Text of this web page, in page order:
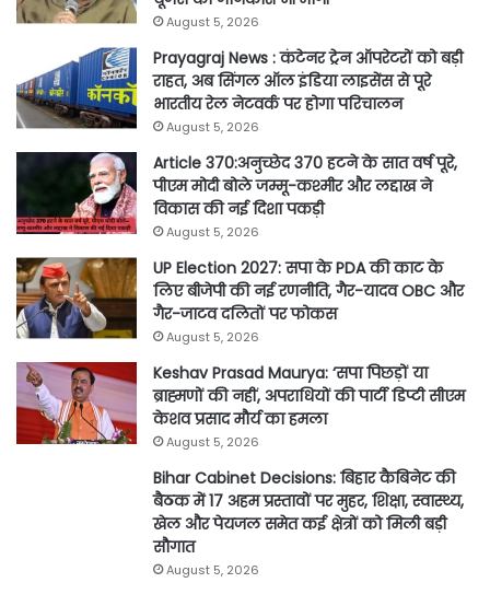
August 5, 2026
Prayagraj News : कंटेनर ट्रेन ऑपरेटरों को बड़ी
राहत, अब सिंगल ऑल इंडिया लाइसेंस से पूरे
भारतीय रेल नेटवर्क पर होगा परिचालन
August 5, 2026
Article 370:अनुच्छेद 370 हटने के सात वर्ष पूरे,
पीएम मोदी बोले जम्मू-कश्मीर और लद्दाख ने
विकास की नई दिशा पकड़ी
August 5, 2026
UP Election 2027: सपा के PDA की काट के
लिए बीजेपी की नई रणनीति, गैर-यादव OBC और
गैर-जाटव दलितों पर फोकस
August 5, 2026
Keshav Prasad Maurya: ‘सपा पिछड़ों या
ब्राह्मणों की नहीं, अपराधियों की पार्टी डिप्टी सीएम
केशव प्रसाद मौर्य का हमला
August 5, 2026
Bihar Cabinet Decisions: बिहार कैबिनेट की
बैठक में 17 अहम प्रस्तावों पर मुहर, शिक्षा, स्वास्थ्य,
खेल और पेयजल समेत कई क्षेत्रों को मिली बड़ी
सौगात
August 5, 2026